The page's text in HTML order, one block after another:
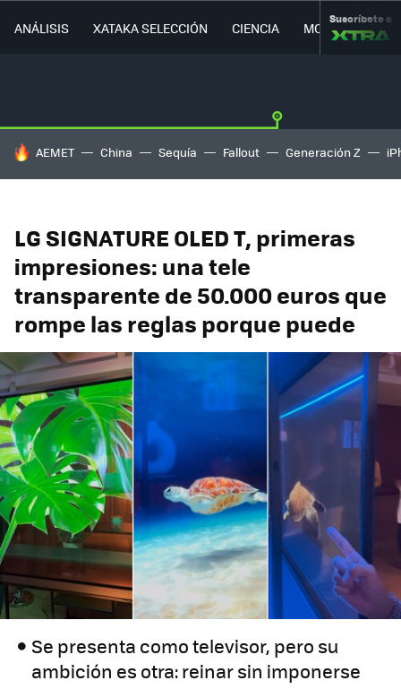
ANÁLISIS XATAKA SELECCIÓN CIENCIA MOVILIDAD
Suscríbete a
HOY SE HABLA DE
AEMET China Sequía Fallout Generación Z
LG SIGNATURE OLED T, primeras
impresiones: una tele
transparente de 50.000 euros que
rompe las reglas porque puede
Se presenta como televisor, pero su
ambición es otra: reinar sin imponerse